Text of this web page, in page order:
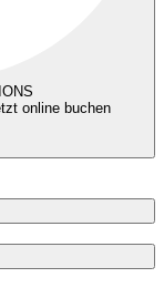
online buchen